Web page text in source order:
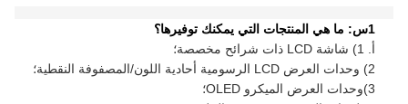
1س: ما هي المنتجات التي يمكنك توفيرها؟
أ. 1) شاشة LCD ذات شرائح مخصصة؛
2) وحدات العرض LCD الرسومية أحادية اللون/المصفوفة النقطية؛
3) وحدات العرض الميكرو OLED؛